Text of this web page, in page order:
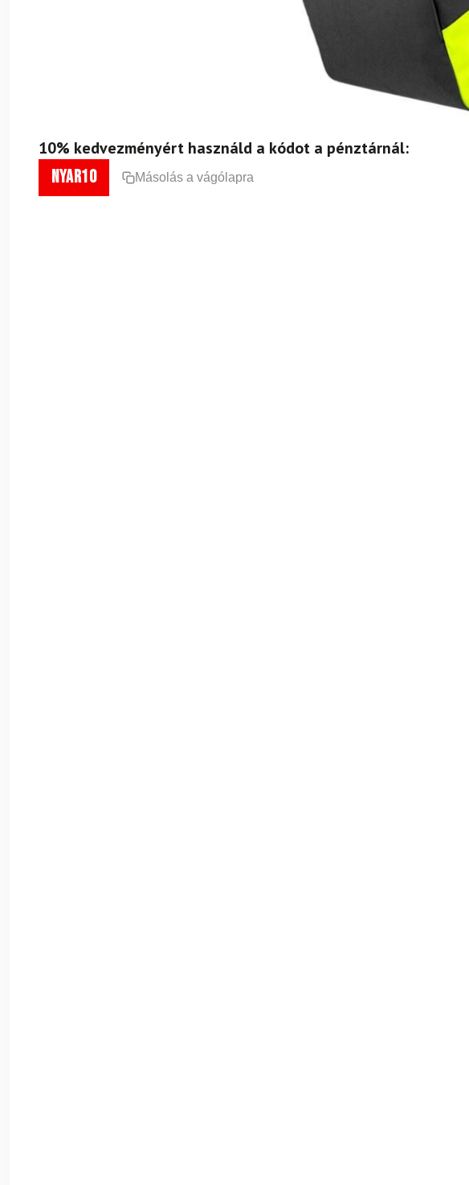
10% kedvezményért használd a kódot a pénztárnál:
nyar10 Másolás a vágólapra